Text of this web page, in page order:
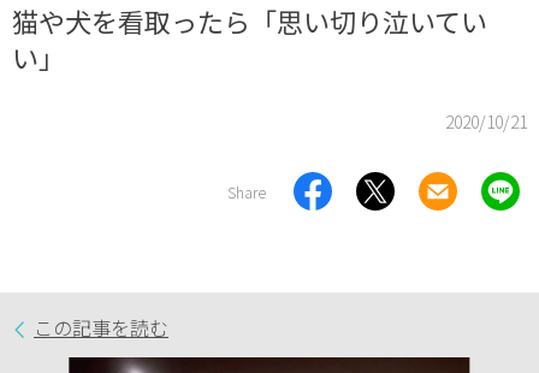
猫や犬を看取ったら「思い切り泣いてい
い」
2020/10/21
Share
この記事を読む